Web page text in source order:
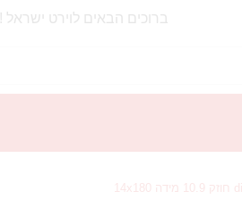
ברוכים הבאים לוירט ישראל !